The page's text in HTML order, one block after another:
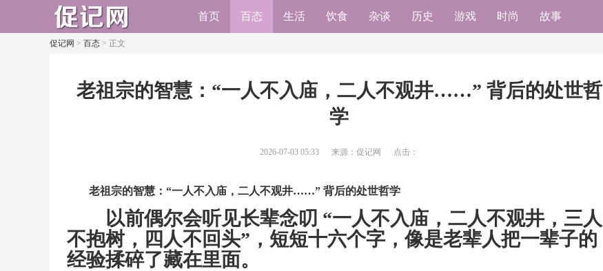
首页 百态 生活 饮食 杂谈 历史 游戏 时尚 故事
促记网 > 百态 > 正文
老祖宗的智慧：“一人不入庙，二人不观井……” 背后的处世哲
学
2026-07-03 05:33 来源：促记网 点击：
老祖宗的智慧：“一人不入庙，二人不观井……” 背后的处世哲学
以前偶尔会听见长辈念叨 “一人不入庙，二人不观井，三人
不抱树，四人不回头”，短短十六个字，像是老辈人把一辈子的
经验揉碎了藏在里面。